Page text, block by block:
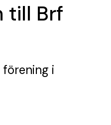
till Brf
förening i